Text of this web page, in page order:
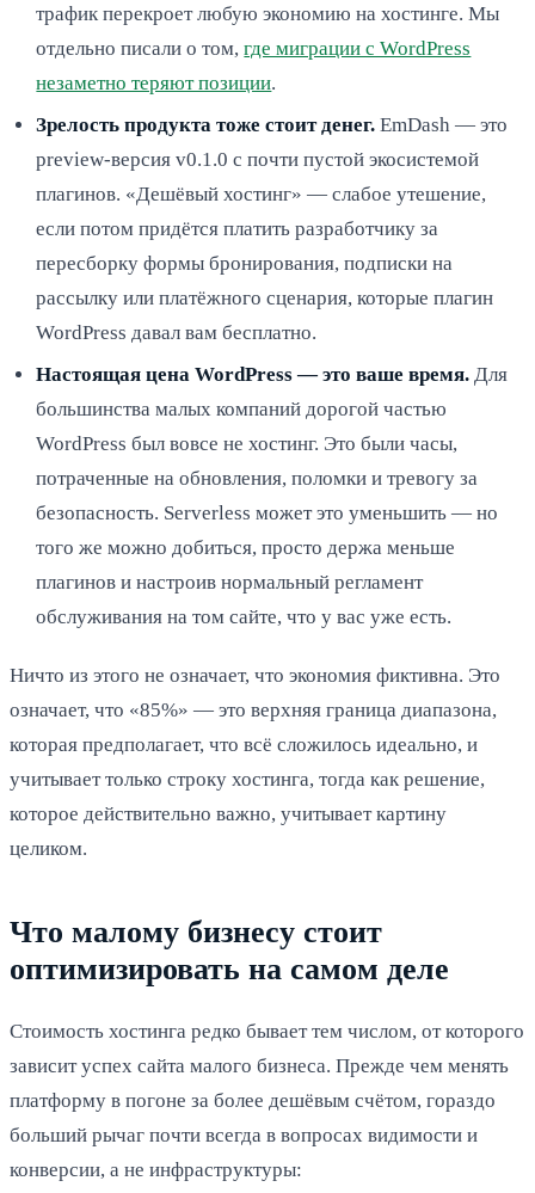
трафик перекроет любую экономию на хостинге. Мы
отдельно писали о том,где миграции с WordPress
незаметно теряют позиции.
Зрелость продукта тоже стоит денег. EmDash — это
preview-версия v0.1.0 с почти пустой экосистемой
плагинов. «Дешёвый хостинг» — слабое утешение,
если потом придётся платить разработчику за
пересборку формы бронирования, подписки на
рассылку или платёжного сценария, которые плагин
WordPress давал вам бесплатно.
Настоящая цена WordPress — это ваше время. Для
большинства малых компаний дорогой частью
WordPress был вовсе не хостинг. Это были часы,
потраченные на обновления, поломки и тревогу за
безопасность. Serverless может это уменьшить — но
того же можно добиться, просто держа меньше
плагинов и настроив нормальный регламент
обслуживания на том сайте, что у вас уже есть.
Ничто из этого не означает, что экономия фиктивна. Это
означает, что «85%» — это верхняя граница диапазона,
которая предполагает, что всё сложилось идеально, и
учитывает только строку хостинга, тогда как решение,
которое действительно важно, учитывает картину
целиком.
Что малому бизнесу стоит
оптимизировать на самом деле
Стоимость хостинга редко бывает тем числом, от которого
зависит успех сайта малого бизнеса. Прежде чем менять
платформу в погоне за более дешёвым счётом, гораздо
больший рычаг почти всегда в вопросах видимости и
конверсии, а не инфраструктуры: